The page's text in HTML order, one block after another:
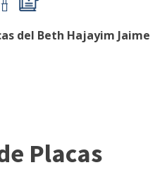
del Beth Hajayim Jaime
Placas